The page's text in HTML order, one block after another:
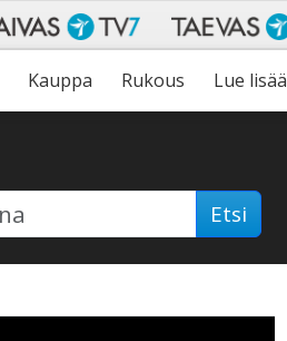
Kauppa Rukous Lue lisää
Etsi